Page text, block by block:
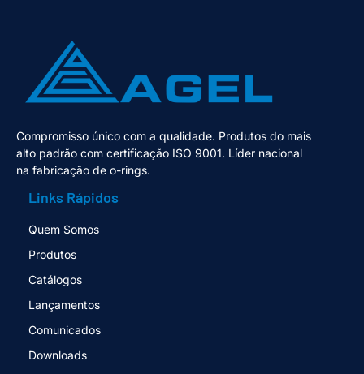
Compromisso único com a qualidade. Produtos do mais
alto padrão com certificação ISO 9001. Líder nacional
na fabricação de o-rings.
Links Rápidos
Quem Somos
Produtos
Catálogos
Lançamentos
Comunicados
Downloads